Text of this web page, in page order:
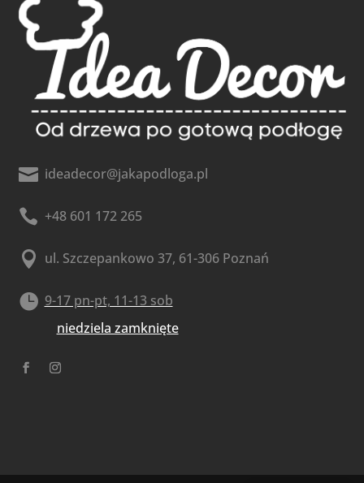
 ideadecor@jakapodloga.pl
 +48 601 172 265
 ul. Szczepankowo 37, 61-306 Poznań
 9-17 pn-pt, 11-13 sob
niedziela zamknięte